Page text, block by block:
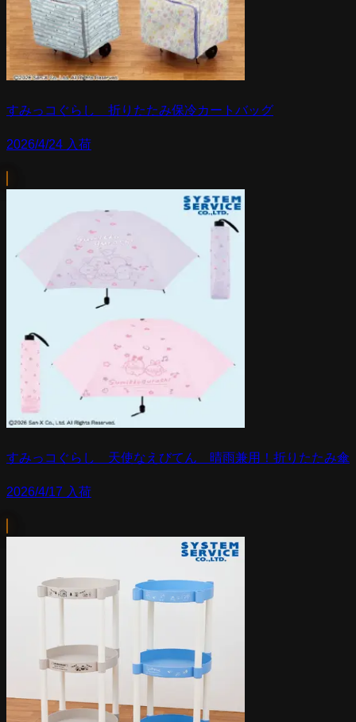
すみっコぐらし 折りたたみ保冷カートバッグ
2026/4/24 入荷
すみっコぐらし 天使なえびてん 晴雨兼用！折りたたみ傘
2026/4/17 入荷